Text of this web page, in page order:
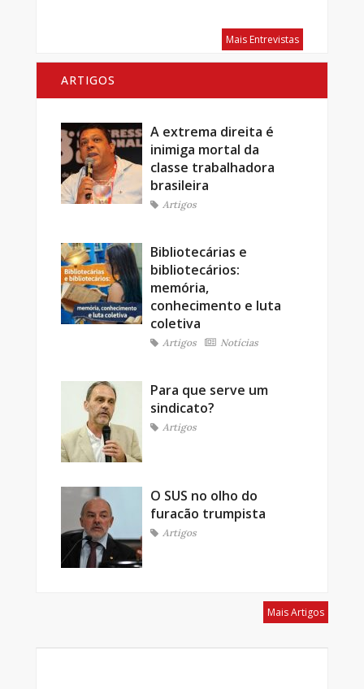
Mais Entrevistas
ARTIGOS
A extrema direita é
inimiga mortal da
classe trabalhadora
brasileira
Artigos
Bibliotecárias e
bibliotecários:
memória,
conhecimento e luta
coletiva
Artigos Notícias
Para que serve um
sindicato?
Artigos
O SUS no olho do
furacão trumpista
Artigos
Mais Artigos